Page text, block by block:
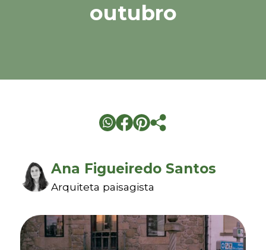
outubro
Ana Figueiredo Santos
Arquiteta paisagista